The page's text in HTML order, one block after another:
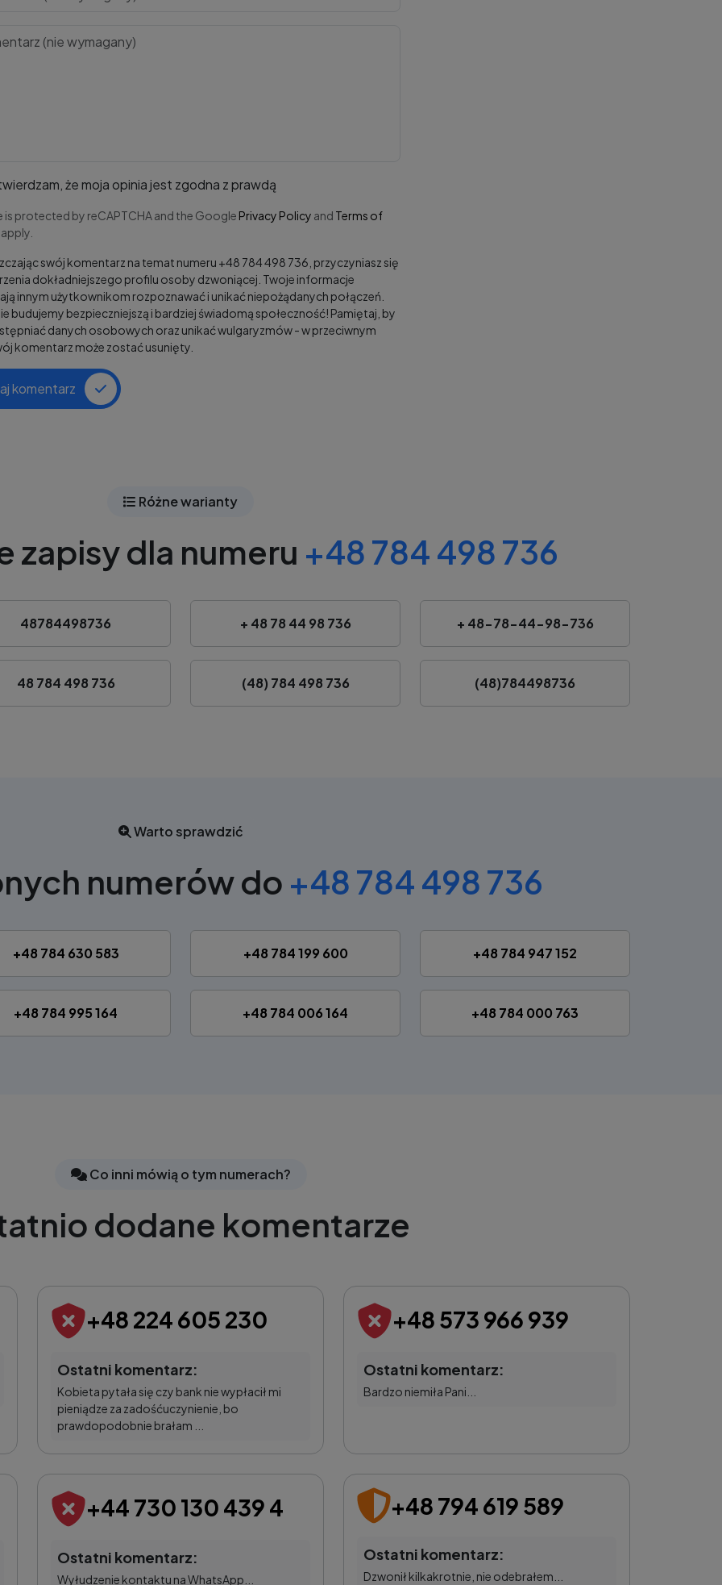
że moja opinia jest zgodna z prawdą
is protected by reCAPTCHA and the Google Privacy Policy and Terms of
apply.
swój komentarz na temat numeru +48 784 498 736, przyczyniasz się
dokładniejszego profilu osoby dzwoniącej. Twoje informacje
innym użytkownikom rozpoznawać i unikać niepożądanych połączeń.
budujemy bezpieczniejszą i bardziej świadomą społeczność! Pamiętaj, by
danych osobowych oraz unikać wulgaryzmów - w przeciwnym
komentarz może zostać usunięty.
komentarz
Różne warianty
zapisy dla numeru +48 784 498 736
48784498736 + 48 78 44 98 736 + 48-78-44-98-736
48 784 498 736 (48) 784 498 736 (48)784498736
Warto sprawdzić
numerów do +48 784 498 736
+48 784 630 583 +48 784 199 600 +48 784 947 152
+48 784 995 164 +48 784 006 164 +48 784 000 763
Co inni mówią o tym numerach?
dodane komentarze
+48 224 605 230
Ostatni komentarz:
Kobieta pytała się czy bank nie wypłacił mi
pieniądze za zadośćuczynienie, bo
prawdopodobnie brałam ...
+48 573 966 939
Ostatni komentarz:
Bardzo niemiła Pani...
+44 730 130 439 4
Ostatni komentarz:
Wyłudzenie kontaktu na WhatsApp...
+48 794 619 589
Ostatni komentarz:
Dzwonił kilkakrotnie, nie odebrałem...